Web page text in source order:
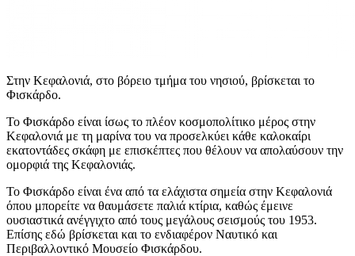
Στην Κεφαλονιά, στο βόρειο τμήμα του νησιού, βρίσκεται το
Φισκάρδο.
Το Φισκάρδο είναι ίσως το πλέον κοσμοπολίτικο μέρος στην
Κεφαλονιά με τη μαρίνα του να προσελκύει κάθε καλοκαίρι
εκατοντάδες σκάφη με επισκέπτες που θέλουν να απολαύσουν την
ομορφιά της Κεφαλονιάς.
Το Φισκάρδο είναι ένα από τα ελάχιστα σημεία στην Κεφαλονιά
όπου μπορείτε να θαυμάσετε παλιά κτίρια, καθώς έμεινε
ουσιαστικά ανέγγιχτο από τους μεγάλους σεισμούς του 1953.
Επίσης εδώ βρίσκεται και το ενδιαφέρον Ναυτικό και
Περιβαλλοντικό Μουσείο Φισκάρδου.